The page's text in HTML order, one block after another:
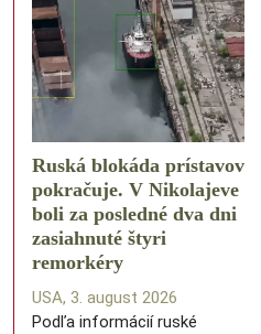
Ruská blokáda prístavov
pokračuje. V Nikolajeve
boli za posledné dva dni
zasiahnuté štyri
remorkéry
USA, 3. august 2026
Podľa informácií ruské